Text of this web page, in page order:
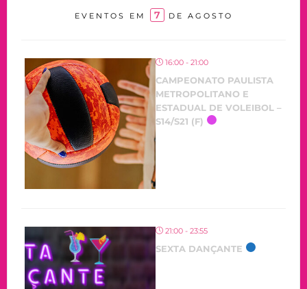
EVENTOS EM 7 DE AGOSTO
16:00 - 21:00
CAMPEONATO PAULISTA
METROPOLITANO E
ESTADUAL DE VOLEIBOL –
S14/S21 (F)
21:00 - 23:55
SEXTA DANÇANTE